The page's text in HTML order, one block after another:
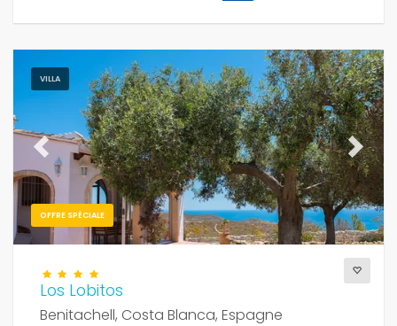
VILLA
OFFRE SPÉCIALE
Previous Next
Los Lobitos
Benitachell, Costa Blanca, Espagne